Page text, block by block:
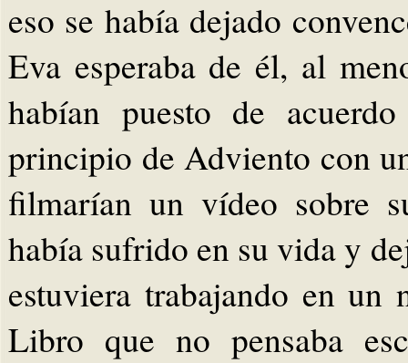
eso se había dejado
Eva esperaba de él, al
habían puesto de
principio de Adviento con
filmarían un vídeo sobre
había sufrido en su vida y
estuviera trabajando en un
Libro que no pensaba